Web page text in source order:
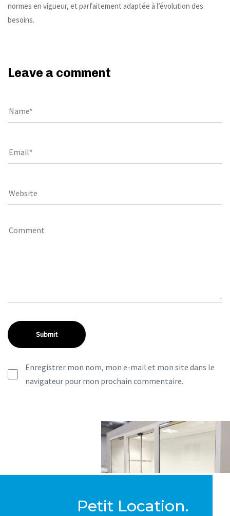
normes en vigueur, et parfaitement adaptée à l’évolution des
besoins.
Leave a comment
Enregistrer mon nom, mon e-mail et mon site dans le
navigateur pour mon prochain commentaire.
Petit Location.